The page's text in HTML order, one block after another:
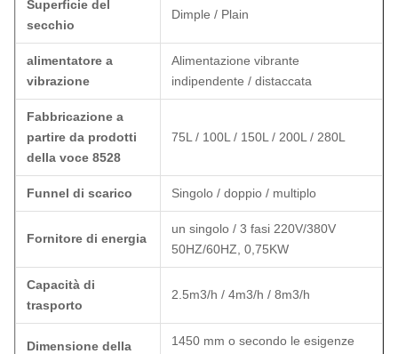
Superficie del
secchio
Dimple / Plain
alimentatore a
vibrazione
Alimentazione vibrante
indipendente / distaccata
Fabbricazione a
partire da prodotti
della voce 8528
75L / 100L / 150L / 200L / 280L
Funnel di scarico Singolo / doppio / multiplo
Fornitore di energia
un singolo / 3 fasi 220V/380V
50HZ/60HZ, 0,75KW
Capacità di
trasporto
2.5m3/h / 4m3/h / 8m3/h
Dimensione della
1450 mm o secondo le esigenze